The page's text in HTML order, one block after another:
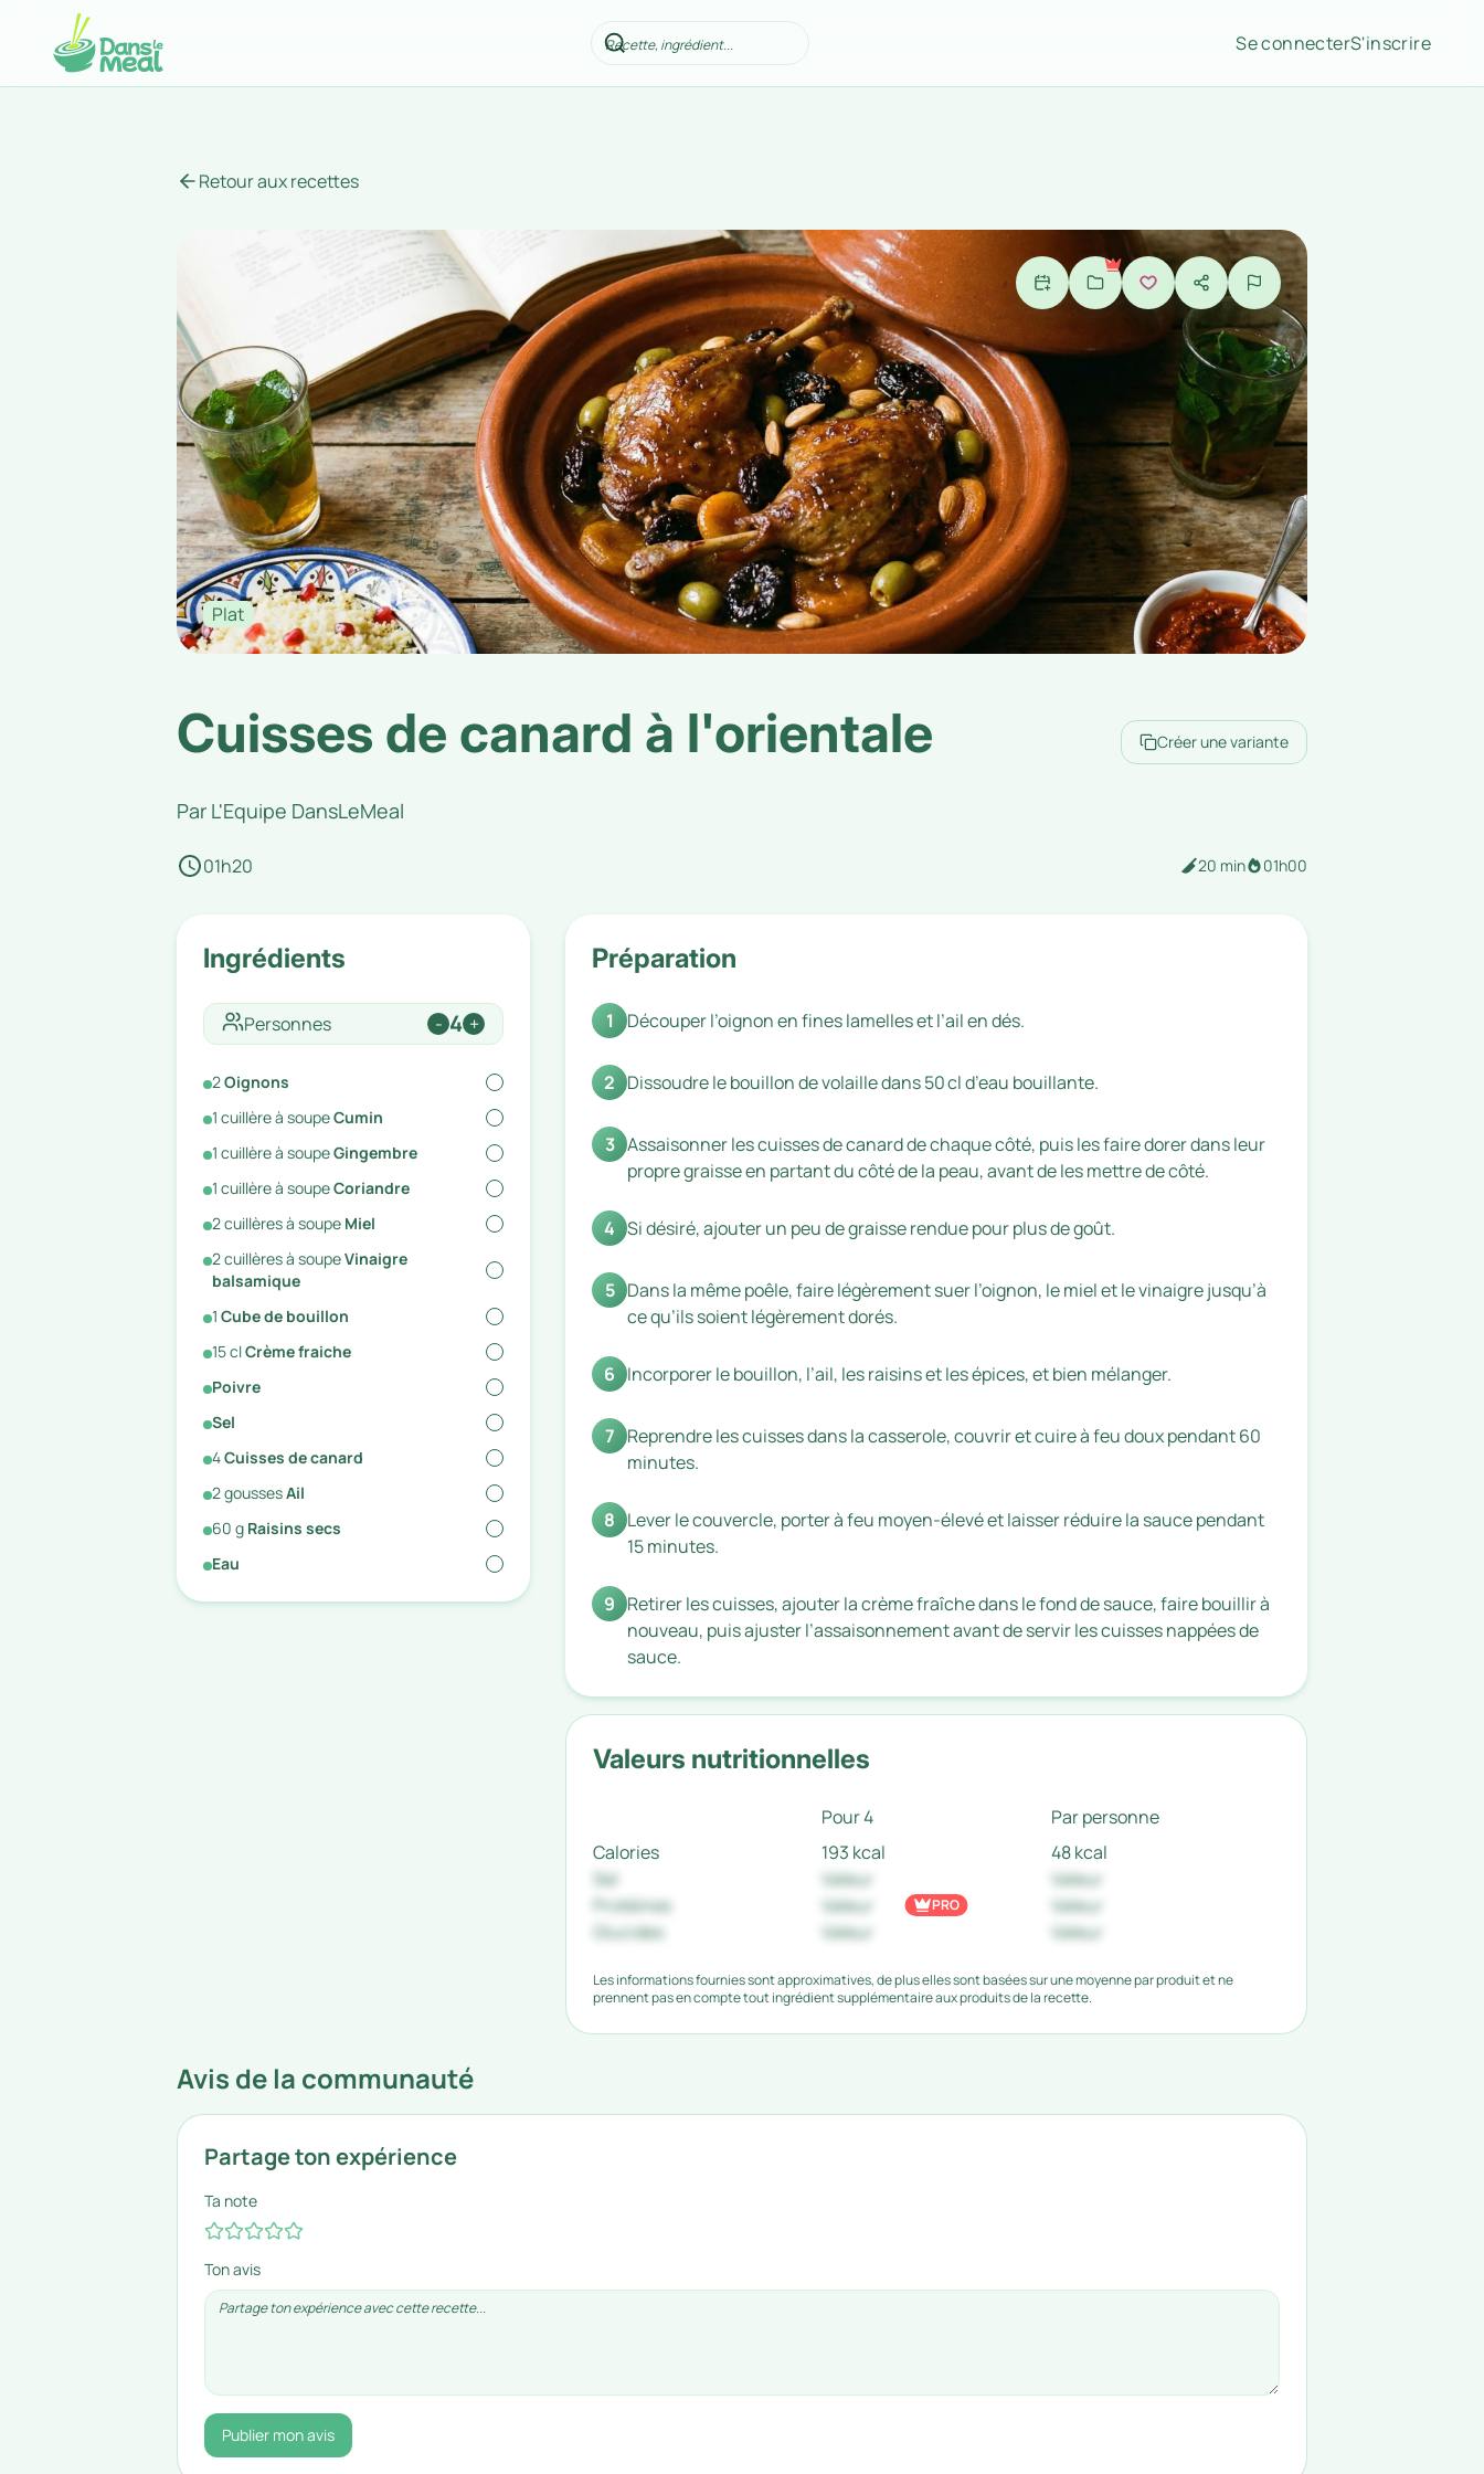
Se connecterS'inscrire
Retour aux recettes
Plat
Cuisses de canard à l'orientale Créer une variante
Par L'Equipe DansLeMeal
01h20 20 min 01h00
Ingrédients
Personnes - 4 +
2Oignons
1 cuillère à soupeCumin
1 cuillère à soupeGingembre
1 cuillère à soupeCoriandre
2cuillères à soupe Miel
2cuillères à soupeVinaigre
balsamique
1 Cube de bouillon
15clCrème fraiche
Poivre
Sel
4Cuisses de canard
2goussesAil
60 g Raisins secs
Eau
Préparation
1 Découper l’oignon en fines lamelles et l’ail en dés.
2 Dissoudre le bouillon de volaille dans 50 cl d’eau bouillante.
3 Assaisonner les cuisses de canard de chaque côté, puis les faire dorer dans leur
propre graisse en partant du côté de la peau, avant de les mettre de côté.
4 Si désiré, ajouter un peu de graisse rendue pour plus de goût.
5 Dans la même poêle, faire légèrement suer l’oignon, le miel et le vinaigre jusqu’à
ce qu’ils soient légèrement dorés.
6 Incorporer le bouillon, l’ail, les raisins et les épices, et bien mélanger.
7 Reprendre les cuisses dans la casserole, couvrir et cuire à feu doux pendant 60
minutes.
8 Lever le couvercle, porter à feu moyen-élevé et laisser réduire la sauce pendant
15 minutes.
9 Retirer les cuisses, ajouter la crème fraîche dans le fond de sauce, faire bouillir à
nouveau, puis ajuster l’assaisonnement avant de servir les cuisses nappées de
sauce.
Valeurs nutritionnelles
Pour 4
Par personne
Calories
193 kcal
48 kcal
Sel
Valeur
Valeur
Protéines
Valeur
Valeur
Glucides
Valeur Valeur
PRO
Les informations fournies sont approximatives, de plus elles sont basées sur une moyenne par produit et ne
prennent pas en compte tout ingrédient supplémentaire aux produits de la recette.
Avis de la communauté
Partage ton expérience
Ta note
Ton avis
Publier mon avis